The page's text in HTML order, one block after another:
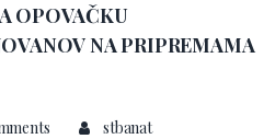
OPOVAČKU
NA PRIPREMAMA
stbanat